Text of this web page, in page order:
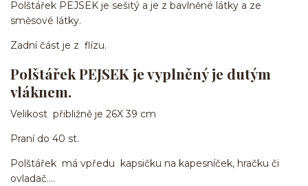
Polštářek PEJSEK je sešitý a je z bavlněné látky a ze
směsové látky.
Zadní část je z flízu.
Polštářek PEJSEK je vyplněný je dutým
vláknem.
Velikost přibližně je 26X 39 cm
Praní do 40 st.
Polštářek má vpředu kapsičku na kapesníček, hračku či
ovladač....